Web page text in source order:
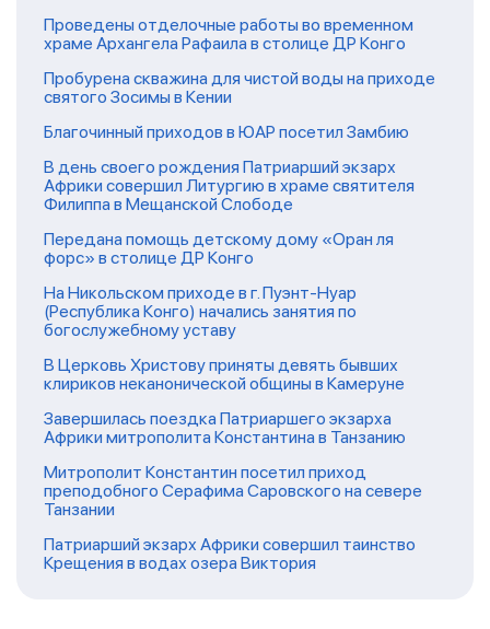
Проведены отделочные работы во временном
храме Архангела Рафаила в столице ДР Конго
Пробурена скважина для чистой воды на приходе
святого Зосимы в Кении
Благочинный приходов в ЮАР посетил Замбию
В день своего рождения Патриарший экзарх
Африки совершил Литургию в храме святителя
Филиппа в Мещанской Слободе
Передана помощь детскому дому «Оран ля
форс» в столице ДР Конго
На Никольском приходе в г. Пуэнт-Нуар
(Республика Конго) начались занятия по
богослужебному уставу
В Церковь Христову приняты девять бывших
клириков неканонической общины в Камеруне
Завершилась поездка Патриаршего экзарха
Африки митрополита Константина в Танзанию
Митрополит Константин посетил приход
преподобного Серафима Саровского на севере
Танзании
Патриарший экзарх Африки совершил таинство
Крещения в водах озера Виктория